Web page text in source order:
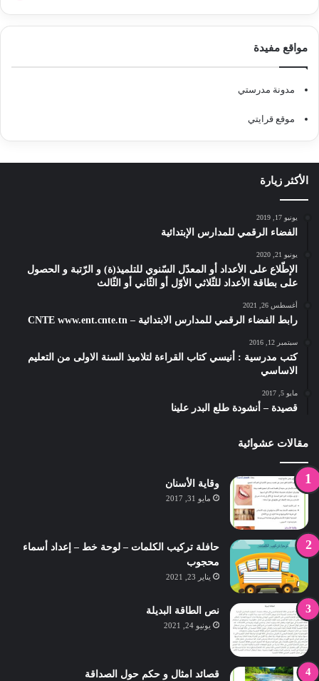
مواقع مفيدة
مدونة مدرستي
موقع قرايتي
الأكثر زيارة
يونيو 17, 2019
الفضاء الرقمي للمدارس الإبتدائية
يونيو 21, 2020
الإطّلاع على الأعداد أو المعدّل السّنوي للتلميذ(ة) و الرّتبة و الحصول
على بطاقة الأعداد للثّلاثي الأوّل أو الثّاني أو الثّالث
أغسطس 26, 2021
رابط الفضاء الرقمي للمدارس الابتدائية – CNTE www.ent.cnte.tn
سبتمبر 12, 2016
كتب مدرسية : أنيسي كتاب القراءة لتلاميذ السنة الاولى من التعليم
الاساسي
مايو 5, 2017
قصيدة – أنشودة طلع البدر علينا
مقالات عشوائية
وقاية الأسنان
مايو 31, 2017
حافلة تركيب الكلمات – لوحة خط – إعداد أسماء
محجوب
يناير 23, 2021
نص الطاقة البديلة
يونيو 24, 2021
قصائد امثال و حكم حول الصداقة